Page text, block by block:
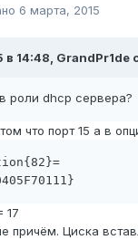
6 марта, 2015
14:48, GrandPr1de
роли dhcp сервера?
что порт 15 а в
17
причём. Циска